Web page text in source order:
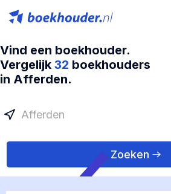
Vind een boekhouder.
Vergelijk 32 boekhouders
in Afferden.
Zoeken